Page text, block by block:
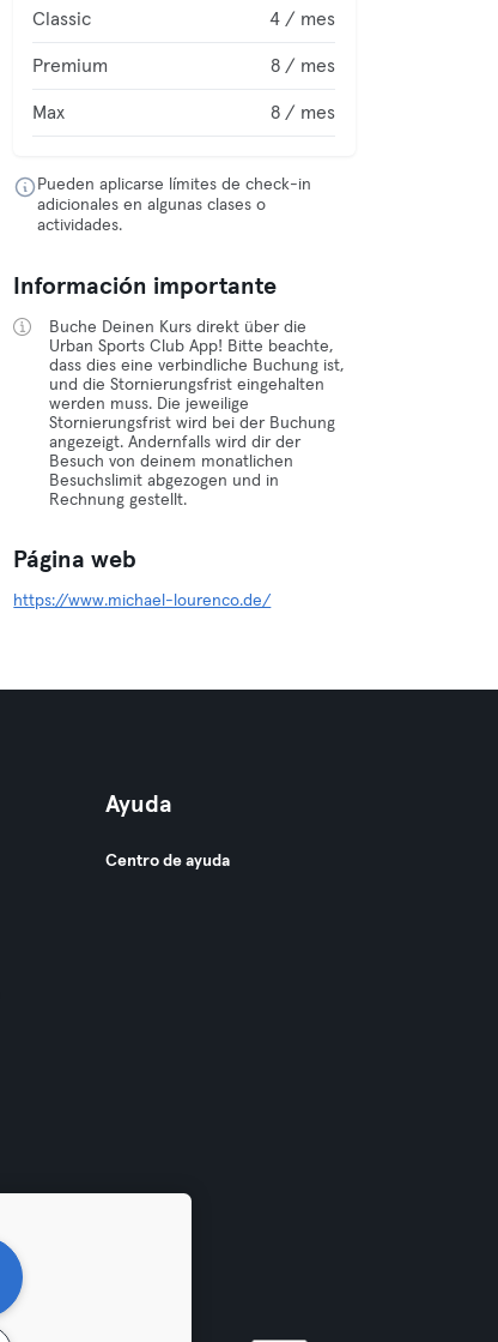
Classic 4 / mes
Premium 8 / mes
Max 8 / mes
Pueden aplicarse límites de check-in
adicionales en algunas clases o
actividades.
Información importante
Buche Deinen Kurs direkt über die
Urban Sports Club App! Bitte beachte,
dass dies eine verbindliche Buchung ist,
und die Stornierungsfrist eingehalten
werden muss. Die jeweilige
Stornierungsfrist wird bei der Buchung
angezeigt. Andernfalls wird dir der
Besuch von deinem monatlichen
Besuchslimit abgezogen und in
Rechnung gestellt.
Página web
https://www.michael-lourenco.de/
Ayuda
Centro de ayuda